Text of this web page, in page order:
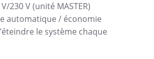
230 V (unité MASTER)
automatique / économie
le système chaque